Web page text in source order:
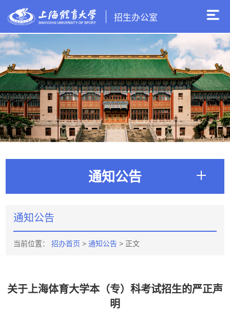
招生办公室
通知公告
通知公告
当前位置：招办首页 >通知公告 > 正文
关于上海体育大学本（专）科考试招生的严正声
明